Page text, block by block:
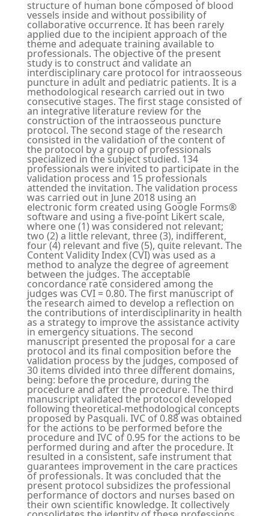
structure of human bone composed of blood
vessels inside and without possibility of
collaborative occurrence. It has been rarely
applied due to the incipient approach of the
theme and adequate training available to
professionals. The objective of the present
study is to construct and validate an
interdisciplinary care protocol for intraosseous
puncture in adult and pediatric patients. It is a
methodological research carried out in two
consecutive stages. The first stage consisted of
an integrative literature review for the
construction of the intraosseous puncture
protocol. The second stage of the research
consisted in the validation of the content of
the protocol by a group of professionals
specialized in the subject studied. 134
professionals were invited to participate in the
validation process and 15 professionals
attended the invitation. The validation process
was carried out in June 2018 using an
electronic form created using Google Forms®
software and using a five-point Likert scale,
where one (1) was considered not relevant;
two (2) a little relevant, three (3), indifferent,
four (4) relevant and five (5), quite relevant. The
Content Validity Index (CVI) was used as a
method to analyze the degree of agreement
between the judges. The acceptable
concordance rate considered among the
judges was CVI = 0.80. The first manuscript of
the research aimed to develop a reflection on
the contributions of interdisciplinarity in health
as a strategy to improve the assistance activity
in emergency situations. The second
manuscript presented the proposal for a care
protocol and its final composition before the
validation process by the judges, composed of
30 items divided into three different domains,
being: before the procedure, during the
procedure and after the procedure. The third
manuscript validated the protocol developed
following theoretical-methodological concepts
proposed by Pasquali. IVC of 0.88 was obtained
for the actions to be performed before the
procedure and IVC of 0.95 for the actions to be
performed during and after the procedure. It
resulted in a consistent, safe instrument that
guarantees improvement in the care practices
of professionals. It was concluded that the
present protocol subsidizes the professional
performance of doctors and nurses based on
their own scientific knowledge. It collectively